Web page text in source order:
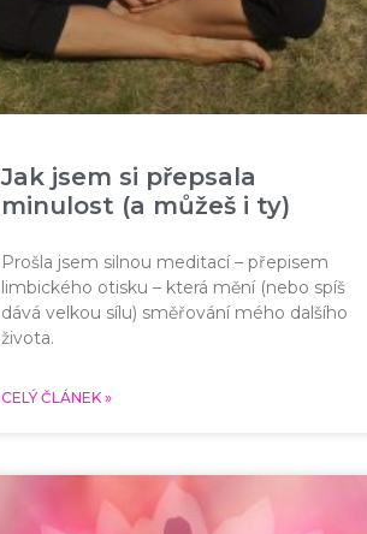
Jak jsem si přepsala
minulost (a můžeš i ty)
Prošla jsem silnou meditací – přepisem
limbického otisku – která mění (nebo spíš
dává velkou sílu) směřování mého dalšího
života.
CELÝ ČLÁNEK »